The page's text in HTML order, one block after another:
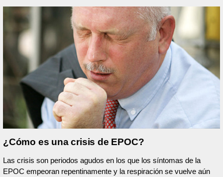
¿Cómo es una crisis de EPOC?
Las crisis son periodos agudos en los que los síntomas de la
EPOC empeoran repentinamente y la respiración se vuelve aún